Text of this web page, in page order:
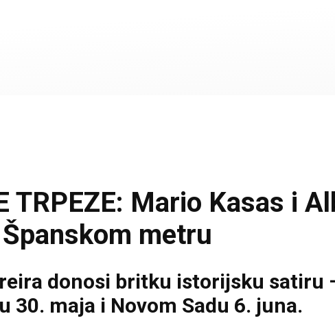
TRPEZE: Mario Kasas i
metru
donosi britku istorijsku
30. maja i Novom Sadu 6. juna.